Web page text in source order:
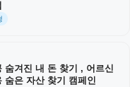
숨겨진 내 돈 찾기 , 어르신
숨은 자산 찾기 캠페인